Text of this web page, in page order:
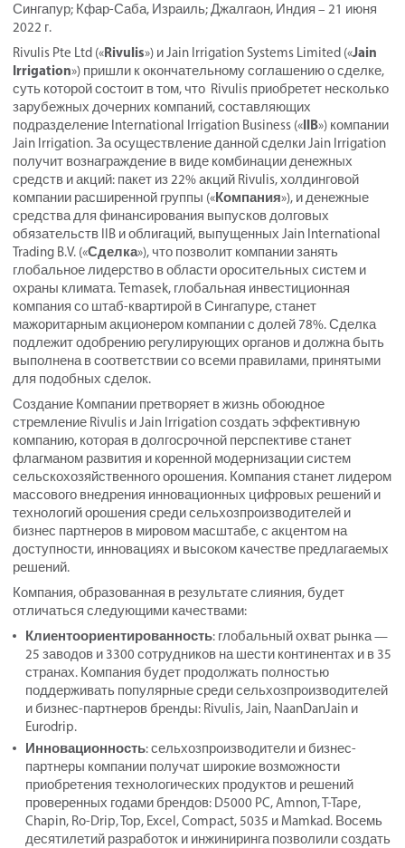
Сингапур; Кфар-Саба, Израиль; Джалгаон, Индия – 21 июня
2022 г.
Rivulis Pte Ltd («Rivulis») и Jain Irrigation Systems Limited («Jain
Irrigation») пришли к окончательному соглашению о сделке,
суть которой состоит в том, что Rivulis приобретет несколько
зарубежных дочерних компаний, составляющих
подразделение International Irrigation Business («IIB») компании
Jain Irrigation. За осуществление данной сделки Jain Irrigation
получит вознаграждение в виде комбинации денежных
средств и акций: пакет из 22% акций Rivulis, холдинговой
компании расширенной группы («Компания»), и денежные
средства для финансирования выпусков долговых
обязательств IIB и облигаций, выпущенных Jain International
Trading B.V. («Сделка»), что позволит компании занять
глобальное лидерство в области оросительных систем и
охраны климата. Temasek, глобальная инвестиционная
компания со штаб-квартирой в Сингапуре, станет
мажоритарным акционером компании с долей 78%. Сделка
подлежит одобрению регулирующих органов и должна быть
выполнена в соответствии со всеми правилами, принятыми
для подобных сделок.
Создание Компании претворяет в жизнь обоюдное
стремление Rivulis и Jain Irrigation создать эффективную
компанию, которая в долгосрочной перспективе станет
флагманом развития и коренной модернизации систем
сельскохозяйственного орошения. Компания станет лидером
массового внедрения инновационных цифровых решений и
технологий орошения среди сельхозпроизводителей и
бизнес партнеров в мировом масштабе, с акцентом на
доступности, инновациях и высоком качестве предлагаемых
решений.
Компания, образованная в результате слияния, будет
отличаться следующими качествами:
Клиентоориентированность: глобальный охват рынка —
25 заводов и 3300 сотрудников на шести континентах и ​​в 35
странах. Компания будет продолжать полностью
поддерживать популярные среди сельхозпроизводителей
и бизнес-партнеров бренды: Rivulis, Jain, NaanDanJain и
Eurodrip.
Инновационность: сельхозпроизводители и бизнес-
партнеры компании получат широкие возможности
приобретения технологических продуктов и решений
проверенных годами брендов: D5000 PC, Amnon, T-Tape,
Chapin, Ro-Drip, Top, Excel, Compact, 5035 и Mamkad. Восемь
десятилетий разработок и инжиниринга позволили создать